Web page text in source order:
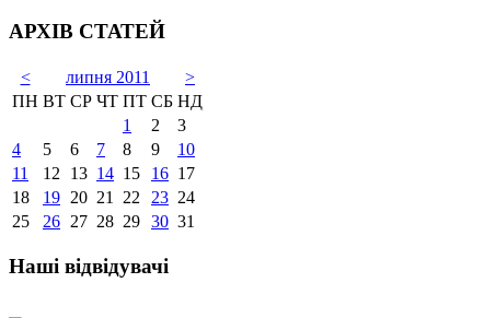
АРХІВ СТАТЕЙ
< липня 2011
>
ПН ВТ СР ЧТ ПТ СБ НД
1
2
3
4
5 6 7 8 9
10
11
12 13 14 15 16 17
18
19 20 21 22 23 24
25
26 27 28 29 30 31
Наші відвідувачі